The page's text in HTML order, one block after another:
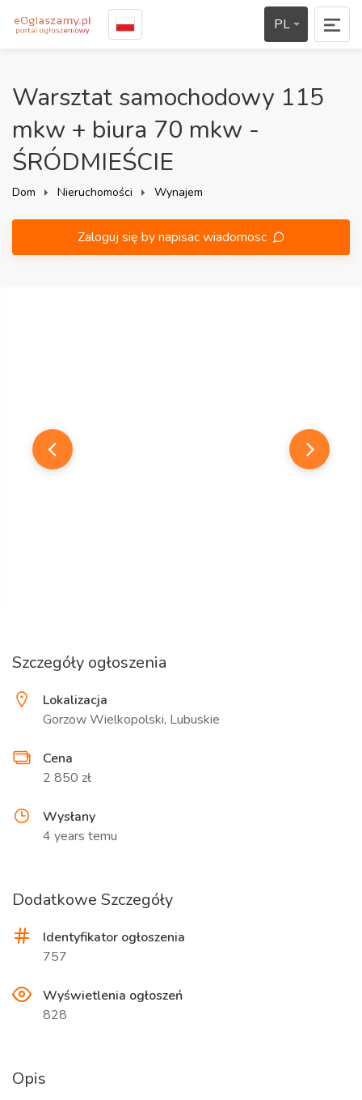
PL
Warsztat samochodowy 115
mkw + biura 70 mkw -
ŚRÓDMIEŚCIE
Dom Nieruchomości Wynajem
Zaloguj się by napisac wiadomosc
Szczegóły ogłoszenia
Lokalizacja
Gorzow Wielkopolski, Lubuskie
Cena
2 850 zł
Wysłany
4 years temu
Dodatkowe Szczegóły
Identyfikator ogłoszenia
757
Wyświetlenia ogłoszeń
828
Opis